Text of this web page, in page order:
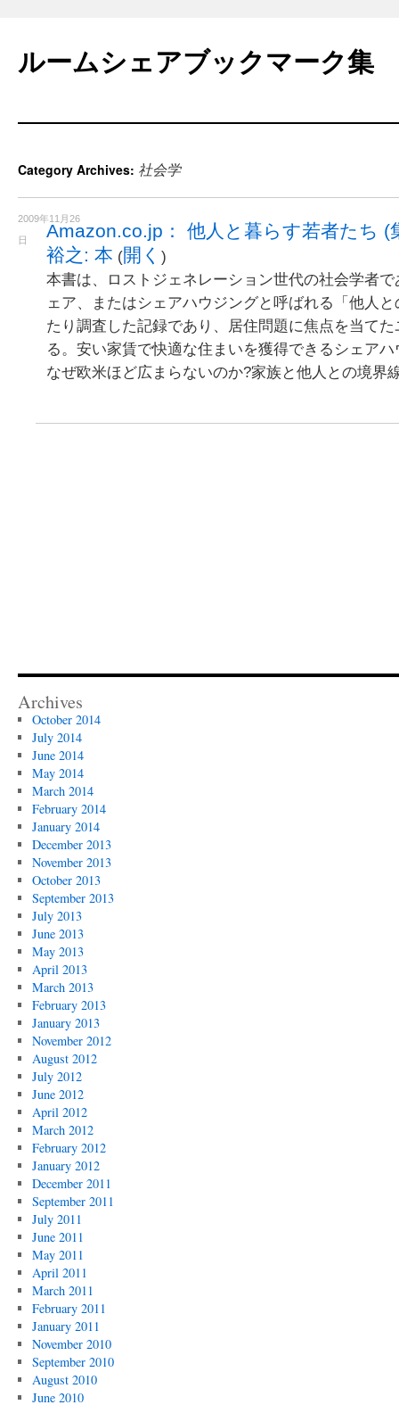
content
ルームシェアブックマーク集
Category Archives: 社会学
2009年11月26
日
Amazon.co.jp： 他人と暮らす若者たち (
裕之: 本 (開く )
本書は、ロストジェネレーション世代の社会学者
ェア、またはシェアハウジングと呼ばれる「他人
たり調査した記録であり、居住問題に焦点を当て
る。安い家賃で快適な住まいを獲得できるシェア
なぜ欧米ほど広まらないのか?家族と他人との境界
Archives
October 2014
July 2014
June 2014
May 2014
March 2014
February 2014
January 2014
December 2013
November 2013
October 2013
September 2013
July 2013
June 2013
May 2013
April 2013
March 2013
February 2013
January 2013
November 2012
August 2012
July 2012
June 2012
April 2012
March 2012
February 2012
January 2012
December 2011
September 2011
July 2011
June 2011
May 2011
April 2011
March 2011
February 2011
January 2011
November 2010
September 2010
August 2010
June 2010